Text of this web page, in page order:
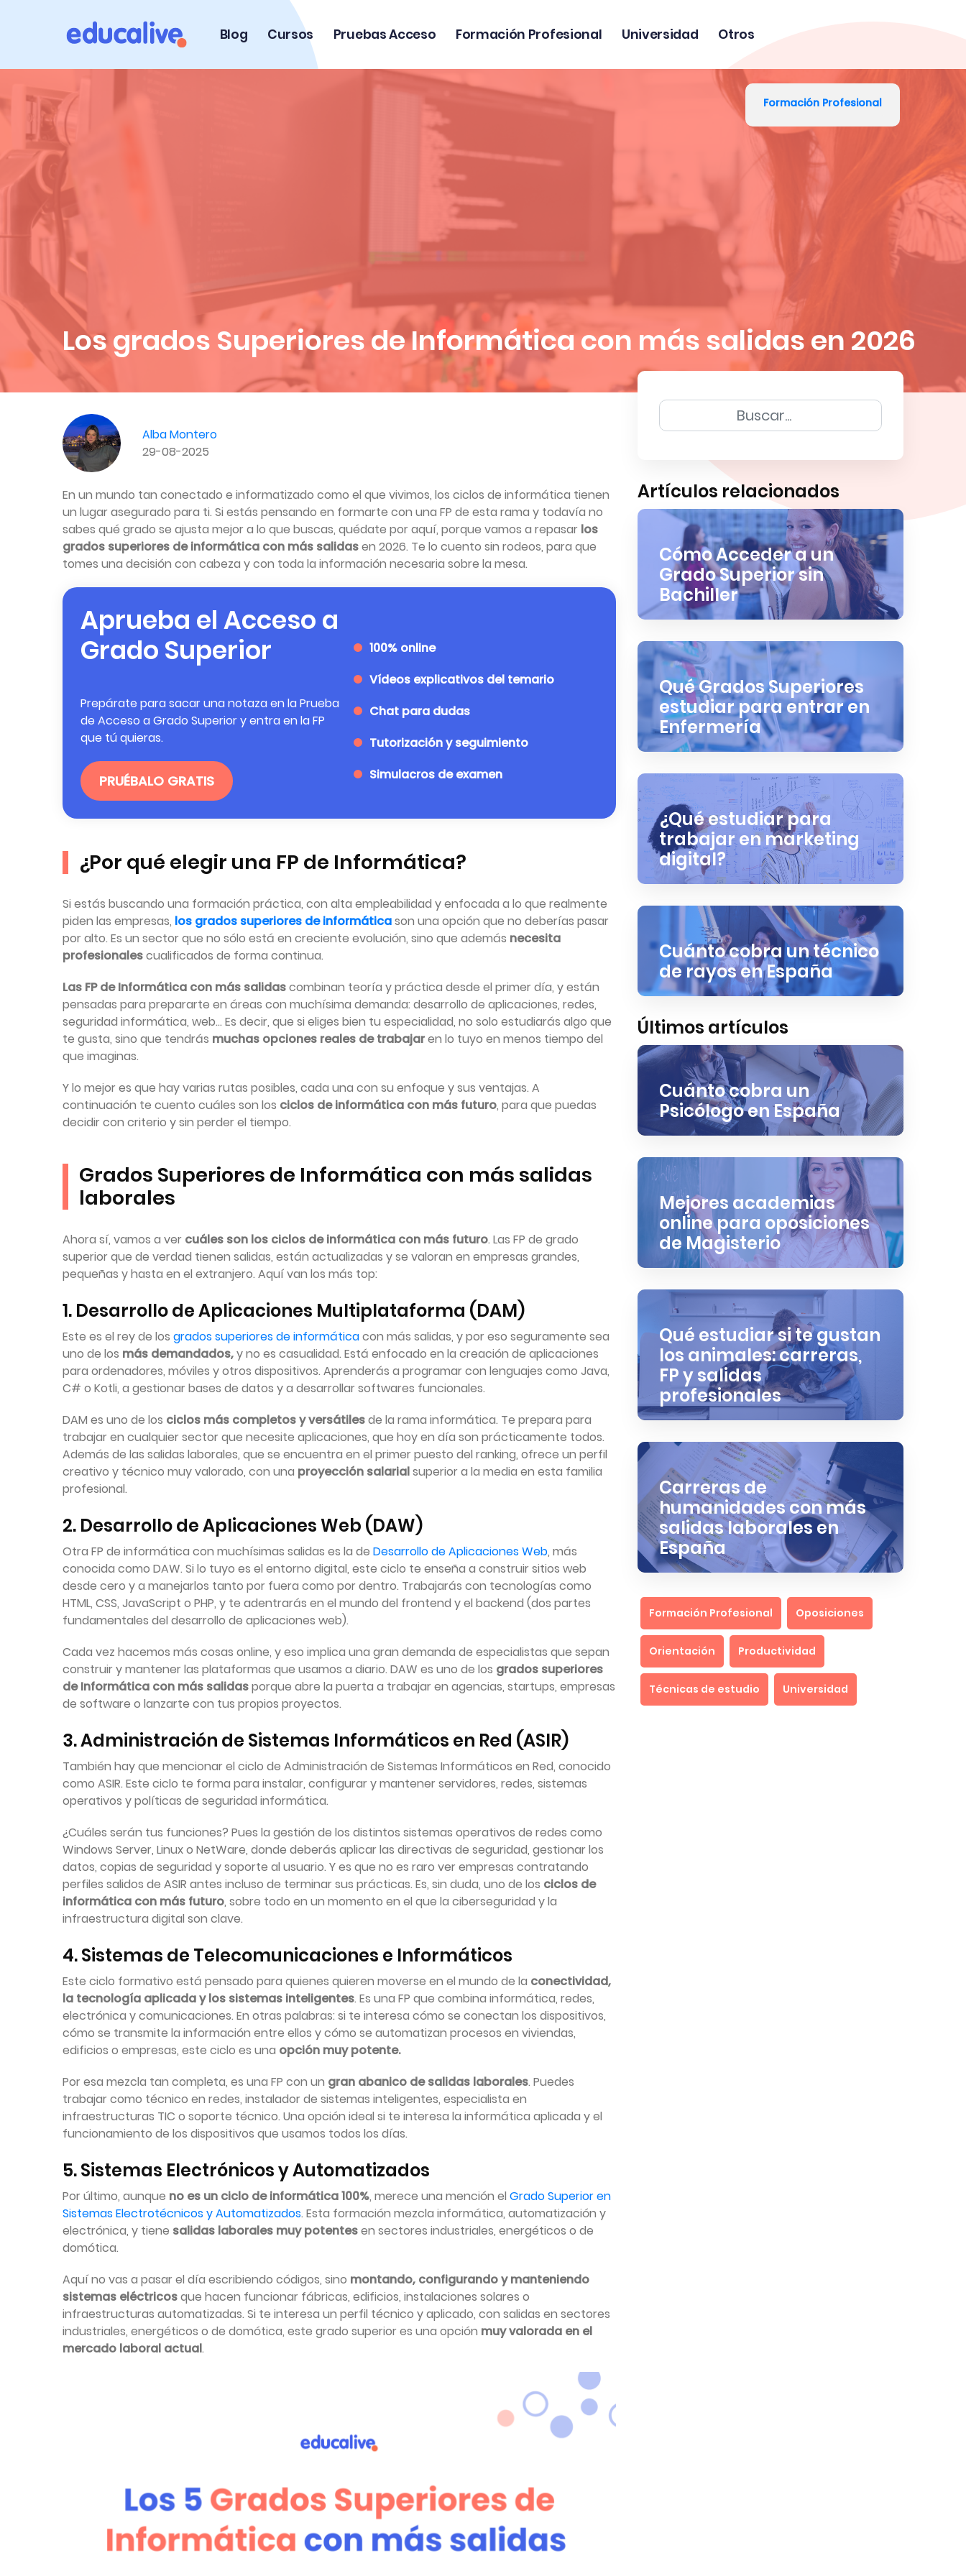
Blog Cursos Pruebas Acceso Formación Profesional Universidad Otros
Formación Profesional
Los grados Superiores de Informática con más salidas en 2026
Alba Montero
29-08-2025
En un mundo tan conectado e informatizado como el que vivimos, los ciclos de informática tienen
un lugar asegurado para ti. Si estás pensando en formarte con una FP de esta rama y todavía no
sabes qué grado se ajusta mejor a lo que buscas, quédate por aquí, porque vamos a repasar los
grados superiores de informática con más salidasen 2026. Te lo cuento sin rodeos, para que
tomes una decisión con cabeza y con toda la información necesaria sobre la mesa.
Aprueba el Acceso a
Grado Superior
Prepárate para sacar una notaza en la Prueba
de Acceso a Grado Superior y entra en la FP
que tú quieras.
PRUÉBALO GRATIS
100% online
Vídeos explicativos del temario
Chat para dudas
Tutorización y seguimiento
Simulacros de examen
¿Por qué elegir una FP de Informática?
Si estás buscando una formación práctica, con alta empleabilidad y enfocada a lo que realmente
piden las empresas, los grados superiores de informáticason una opción que no deberías pasar
por alto. Es un sector que no sólo está en creciente evolución, sino que además necesita
profesionalescualificados de forma continua.
Las FP de Informática con más salidascombinan teoría y práctica desde el primer día, y están
pensadas para prepararte en áreas con muchísima demanda: desarrollo de aplicaciones, redes,
seguridad informática, web… Es decir, que si eliges bien tu especialidad, no solo estudiarás algo que
te gusta, sino que tendrás muchas opciones reales de trabajaren lo tuyo en menos tiempo del
que imaginas.
Y lo mejor es que hay varias rutas posibles, cada una con su enfoque y sus ventajas. A
continuación te cuento cuáles son los ciclos de informática con más futuro, para que puedas
decidir con criterio y sin perder el tiempo.
Grados Superiores de Informática con más salidas
laborales
Ahora sí, vamos a ver cuáles son los ciclos de informática con más futuro. Las FP de grado
superior que de verdad tienen salidas, están actualizadas y se valoran en empresas grandes,
pequeñas y hasta en el extranjero. Aquí van los más top:
1. Desarrollo de Aplicaciones Multiplataforma (DAM)
Este es el rey de los grados superiores de informáticacon más salidas, y por eso seguramente sea
uno de los más demandados,y no es casualidad. Está enfocado en la creación de aplicaciones
para ordenadores, móviles y otros dispositivos. Aprenderás a programar con lenguajes como Java,
C# o Kotli, a gestionar bases de datos y a desarrollar softwares funcionales.
DAM es uno de los ciclos más completos y versátilesde la rama informática. Te prepara para
trabajar en cualquier sector que necesite aplicaciones, que hoy en día son prácticamente todos.
Además de las salidas laborales, que se encuentra en el primer puesto del ranking, ofrece un perfil
creativo y técnico muy valorado, con una proyección salarialsuperior a la media en esta familia
profesional.
2. Desarrollo de Aplicaciones Web (DAW)
Otra FP de informática con muchísimas salidas es la de Desarrollo de Aplicaciones Web, más
conocida como DAW. Si lo tuyo es el entorno digital, este ciclo te enseña a construir sitios web
desde cero y a manejarlos tanto por fuera como por dentro. Trabajarás con tecnologías como
HTML, CSS, JavaScript o PHP, y te adentrarás en el mundo del frontend y el backend (dos partes
fundamentales del desarrollo de aplicaciones web).
Cada vez hacemos más cosas online, y eso implica una gran demanda de especialistas que sepan
construir y mantener las plataformas que usamos a diario. DAW es uno de los grados superiores
de Informática con más salidasporque abre la puerta a trabajar en agencias, startups, empresas
de software o lanzarte con tus propios proyectos.
3. Administración de Sistemas Informáticos en Red (ASIR)
También hay que mencionar el ciclo de Administración de Sistemas Informáticos en Red, conocido
como ASIR. Este ciclo te forma para instalar, configurar y mantener servidores, redes, sistemas
operativos y políticas de seguridad informática.
¿Cuáles serán tus funciones? Pues la gestión de los distintos sistemas operativos de redes como
Windows Server, Linux o NetWare, donde deberás aplicar las directivas de seguridad, gestionar los
datos, copias de seguridad y soporte al usuario. Y es que no es raro ver empresas contratando
perfiles salidos de ASIR antes incluso de terminar sus prácticas. Es, sin duda, uno de los ciclos de
informática con más futuro, sobre todo en un momento en el que la ciberseguridad y la
infraestructura digital son clave.
4. Sistemas de Telecomunicaciones e Informáticos
Este ciclo formativo está pensado para quienes quieren moverse en el mundo de la conectividad,
la tecnología aplicada y los sistemas inteligentes. Es una FP que combina informática, redes,
electrónica y comunicaciones. En otras palabras: si te interesa cómo se conectan los dispositivos,
cómo se transmite la información entre ellos y cómo se automatizan procesos en viviendas,
edificios o empresas, este ciclo es una opción muy potente.
Por esa mezcla tan completa, es una FP con un gran abanico de salidas laborales. Puedes
trabajar como técnico en redes, instalador de sistemas inteligentes, especialista en
infraestructuras TIC o soporte técnico. Una opción ideal si te interesa la informática aplicada y el
funcionamiento de los dispositivos que usamos todos los días.
5. Sistemas Electrónicos y Automatizados
Por último, aunque no es un ciclo de informática 100%, merece una mención el Grado Superior en
Sistemas Electrotécnicos y Automatizados. Esta formación mezcla informática, automatización y
electrónica, y tiene salidas laborales muy potentesen sectores industriales, energéticos o de
domótica.
Aquí no vas a pasar el día escribiendo códigos, sino montando, configurando y manteniendo
sistemas eléctricosque hacen funcionar fábricas, edificios, instalaciones solares o
infraestructuras automatizadas. Si te interesa un perfil técnico y aplicado, con salidas en sectores
industriales, energéticos o de domótica, este grado superior es una opción muy valorada en el
mercado laboral actual.
Artículos relacionados
Cómo Acceder a un
Grado Superior sin
Bachiller
Qué Grados Superiores
estudiar para entrar en
Enfermería
¿Qué estudiar para
trabajar en marketing
digital?
Cuánto cobra un técnico
de rayos en España
Últimos artículos
Cuánto cobra un
Psicólogo en España
Mejores academias
online para oposiciones
de Magisterio
Qué estudiar si te gustan
los animales: carreras,
FP y salidas
profesionales
Carreras de
humanidades con más
salidas laborales en
España
Formación Profesional Oposiciones
Orientación Productividad
Técnicas de estudio Universidad